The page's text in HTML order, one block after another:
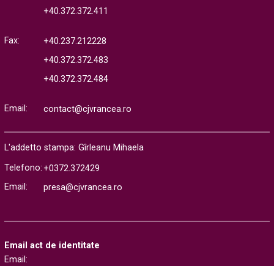
+40.372.372.411
Fax:
+40.237.212228
+40.372.372.483
+40.372.372.484
Email: contact@cjvrancea.ro
L'addetto stampa: Gîrleanu Mihaela
Telefono: +0372.372429
Email:
presa@cjvrancea.ro
Email act de identitate
Email: